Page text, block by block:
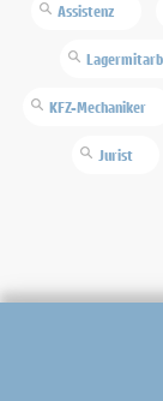
Assistenz
KFZ-Mechaniker
Jurist